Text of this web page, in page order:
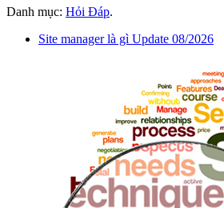
Danh mục: Hỏi Đáp.
Site manager là gì Update 08/2026